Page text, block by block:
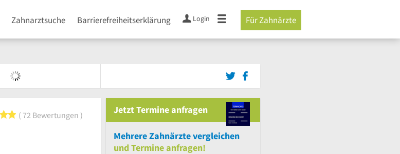
Zahnarztsuche Barrierefreiheitserklärung Login Für Zahnärzte
5 von 5 Sternen
72 Bewertungen JetztTermine anfragen
MehrereZahnärzte vergleichen
undTermine anfragen!